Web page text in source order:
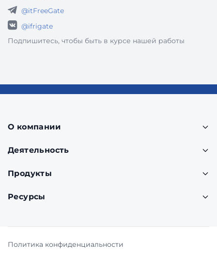
@itFreeGate
@ifrigate
Подпишитесь, чтобы быть в курсе нашей работы
О компании
Деятельность
Продукты
Ресурсы
Политика конфиденциальности